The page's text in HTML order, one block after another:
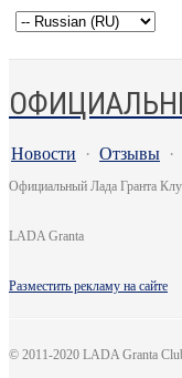
Новости · Отзывы ·
Официальный Лада Гранта
LADA Granta
Разместить рекламу на сайте
© 2011-2020 LADA Granta